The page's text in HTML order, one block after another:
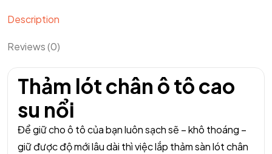
Description
Reviews (0)
Thảm lót chân ô tô cao
su nổi
Để giữ cho ô tô của bạn luôn sạch sẽ – khô thoáng –
giữ được độ mới lâu dài thì việc lắp thảm sàn lót chân